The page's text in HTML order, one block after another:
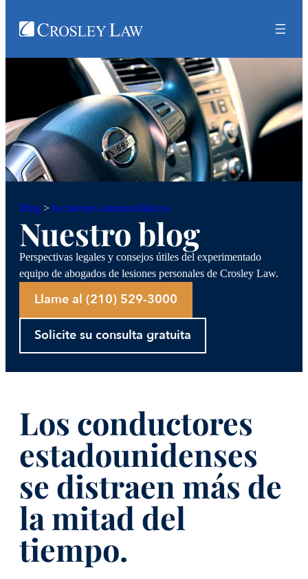
Blog >Accidentes automovilísticos
Nuestro blog
Perspectivas legales y consejos útiles del experimentado
equipo de abogados de lesiones personales de Crosley Law.
Llame al (210) 529-3000
Solicite su consulta gratuita
Los conductores
estadounidenses
se distraen más de
la mitad del
tiempo.